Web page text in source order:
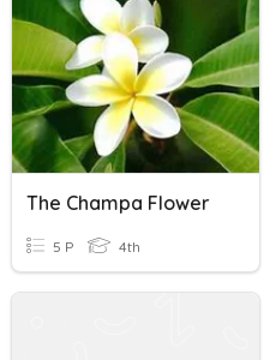
The Champa Flower
5 P 4th